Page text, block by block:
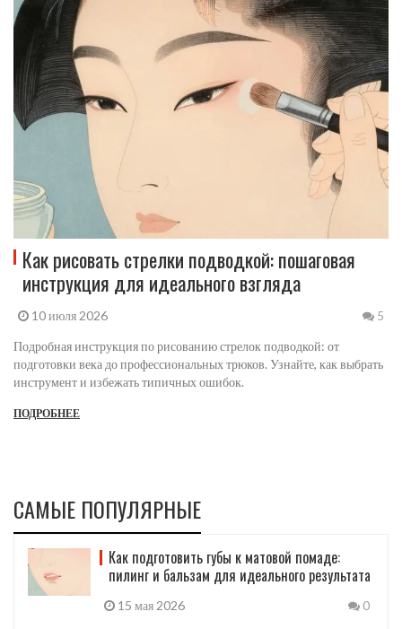
Как рисовать стрелки подводкой: пошаговая
инструкция для идеального взгляда
10 июля 2026 5
Подробная инструкция по рисованию стрелок подводкой: от
подготовки века до профессиональных трюков. Узнайте, как выбрать
инструмент и избежать типичных ошибок.
ПОДРОБНЕЕ
САМЫЕ ПОПУЛЯРНЫЕ
Как подготовить губы к матовой помаде:
пилинг и бальзам для идеального результата
15 мая 2026 0